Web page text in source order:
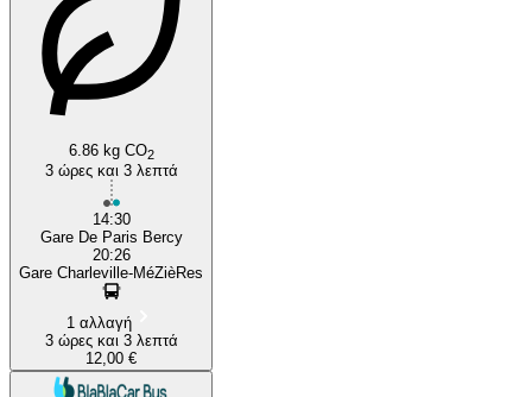
6.86 kg CO2
3 ώρες και 3 λεπτά
14:30
Gare De Paris Bercy
20:26
Gare Charleville-MéZièRes
1 αλλαγή
3 ώρες και 3 λεπτά
12,00 €